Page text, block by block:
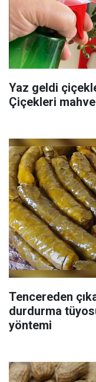
Yaz geldi
Çiçekleri
Tencereden
durdurma
yöntemi